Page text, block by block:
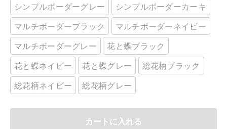
シンプルボーダーグレー
シンプルボーダーカーキ
マルチボーダーブラック
マルチボーダーネイビー
マルチボーダーグレー
花と蝶ブラック
花と蝶ネイビー
花と蝶グレー
総花柄ブラック
総花柄ネイビー
総花柄グレー